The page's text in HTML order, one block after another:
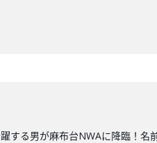
する男が麻布台NWAに降臨！名